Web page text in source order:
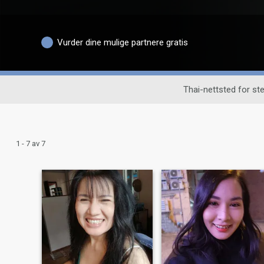
Vurder dine mulige partnere gratis
Thai-nettsted for
1 - 7 av 7